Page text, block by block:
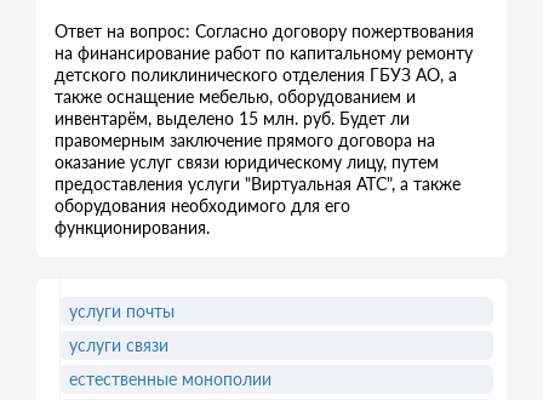
Ответ на вопрос: Согласно договору пожертвования
на финансирование работ по капитальному ремонту
детского поликлинического отделения ГБУЗ АО, а
также оснащение мебелью, оборудованием и
инвентарём, выделено 15 млн. руб. Будет ли
правомерным заключение прямого договора на
оказание услуг связи юридическому лицу, путем
предоставления услуги "Виртуальная АТС", а также
оборудования необходимого для его
функционирования.
услуги почты
услуги связи
естественные монополии